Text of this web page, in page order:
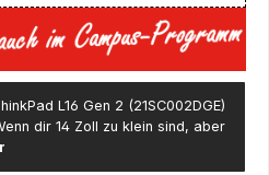
L16 Gen 2 (21SC002DGE)
dir 14 Zoll zu klein sind, aber